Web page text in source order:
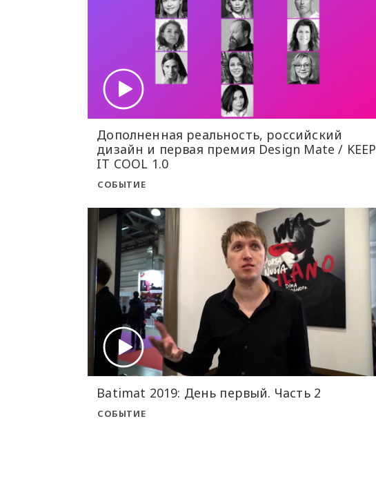
Дополненная реальность, российский
дизайн и первая премия Design Mate / KEEP
IT COOL 1.0
СОБЫТИЕ
Batimat 2019: День первый. Часть 2
СОБЫТИЕ